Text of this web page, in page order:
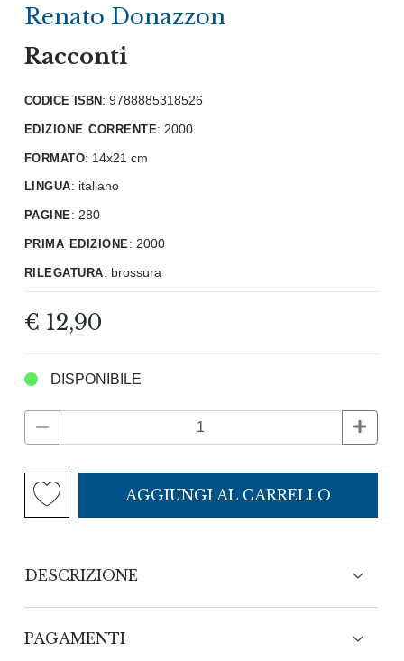
Renato Donazzon
Racconti
codice isbn: 9788885318526
edizione corrente: 2000
formato: 14x21 cm
lingua: italiano
pagine: 280
prima edizione: 2000
rilegatura: brossura
€ 12,90
DISPONIBILE
AGGIUNGI AL CARRELLO
DESCRIZIONE
negli anni '60: le profonde trasformazioni
PAGAMENTI